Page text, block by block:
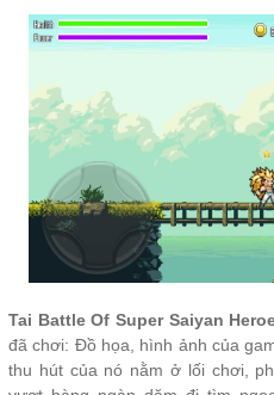
Tai Battle Of Super Saiyan
đã chơi: Đồ họa, hình ảnh của
thu hút của nó nằm ở lối chơi,